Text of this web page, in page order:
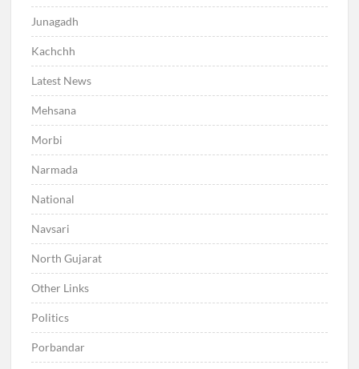
Junagadh
Kachchh
Latest News
Mehsana
Morbi
Narmada
National
Navsari
North Gujarat
Other Links
Politics
Porbandar